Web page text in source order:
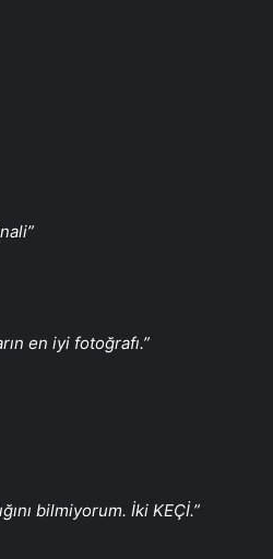
en iyi fotoğrafı.”
bilmiyorum. İki KEÇİ.”